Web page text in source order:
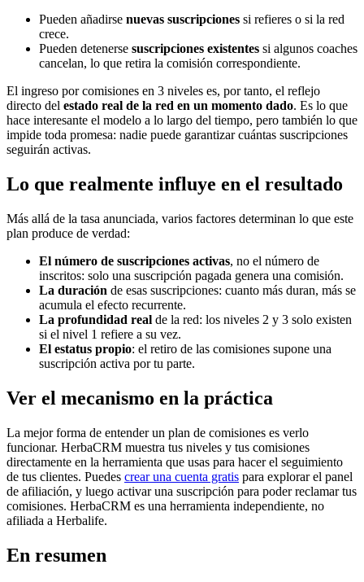
Pueden añadirse nuevas suscripciones si refieres o si la red
crece.
Pueden detenerse suscripciones existentes si algunos coaches
cancelan, lo que retira la comisión correspondiente.
El ingreso por comisiones en 3 niveles es, por tanto, el reflejo
directo del estado real de la red en un momento dado. Es lo que
hace interesante el modelo a lo largo del tiempo, pero también lo que
impide toda promesa: nadie puede garantizar cuántas suscripciones
seguirán activas.
Lo que realmente influye en el resultado
Más allá de la tasa anunciada, varios factores determinan lo que este
plan produce de verdad:
El número de suscripciones activas, no el número de
inscritos: solo una suscripción pagada genera una comisión.
La duración de esas suscripciones: cuanto más duran, más se
acumula el efecto recurrente.
La profundidad real de la red: los niveles 2 y 3 solo existen
si el nivel 1 refiere a su vez.
El estatus propio: el retiro de las comisiones supone una
suscripción activa por tu parte.
Ver el mecanismo en la práctica
La mejor forma de entender un plan de comisiones es verlo
funcionar. HerbaCRM muestra tus niveles y tus comisiones
directamente en la herramienta que usas para hacer el seguimiento
de tus clientes. Puedes crear una cuenta gratis para explorar el panel
de afiliación, y luego activar una suscripción para poder reclamar tus
comisiones. HerbaCRM es una herramienta independiente, no
afiliada a Herbalife.
En resumen